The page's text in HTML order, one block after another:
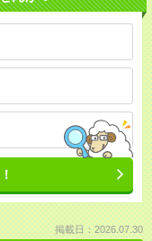
掲載日：2026.07.30